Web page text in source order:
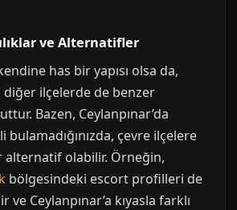
ve Alternatifler
has bir yapısı olsa da,
diğer ilçelerde de benzer
Bazen, Ceylanpınar’da
bulamadığınızda, çevre ilçelere
alternatif olabilir. Örneğin,
bölgesindeki escort profilleri de
Ceylanpınar’a kıyasla farklı